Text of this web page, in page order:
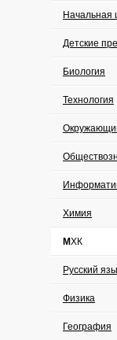
Начальная
Детские
Биология
Технология
Химия
МХК
Русский
Физика
География